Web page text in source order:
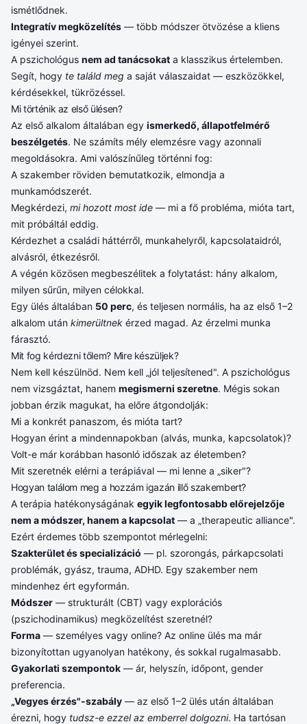
ismétlődnek.
Integratív megközelítés — több módszer ötvözése a kliens
igényei szerint.
A pszichológus nem ad tanácsokat a klasszikus értelemben.
Segít, hogy te találd meg a saját válaszaidat — eszközökkel,
kérdésekkel, tükrözéssel.
Mi történik az első ülésen?
Az első alkalom általában egy ismerkedő, állapotfelmérő
beszélgetés. Ne számíts mély elemzésre vagy azonnali
megoldásokra. Ami valószínűleg történni fog:
A szakember röviden bemutatkozik, elmondja a
munkamódszerét.
Megkérdezi, mi hozott most ide — mi a fő probléma, mióta tart,
mit próbáltál eddig.
Kérdezhet a családi háttérről, munkahelyről, kapcsolataidról,
alvásról, étkezésről.
A végén közösen megbeszélitek a folytatást: hány alkalom,
milyen sűrűn, milyen célokkal.
Egy ülés általában 50 perc, és teljesen normális, ha az első 1–2
alkalom után kimerültnek érzed magad. Az érzelmi munka
fárasztó.
Mit fog kérdezni tőlem? Mire készüljek?
Nem kell készülnöd. Nem kell „jól teljesítened". A pszichológus
nem vizsgáztat, hanem megismerni szeretne. Mégis sokan
jobban érzik magukat, ha előre átgondolják:
Mi a konkrét panaszom, és mióta tart?
Hogyan érint a mindennapokban (alvás, munka, kapcsolatok)?
Volt-e már korábban hasonló időszak az életemben?
Mit szeretnék elérni a terápiával — mi lenne a „siker"?
Hogyan találom meg a hozzám igazán illő szakembert?
A terápia hatékonyságának egyik legfontosabb előrejelzője
nem a módszer, hanem a kapcsolat — a „therapeutic alliance".
Ezért érdemes több szempontot mérlegelni:
Szakterület és specializáció — pl. szorongás, párkapcsolati
problémák, gyász, trauma, ADHD. Egy szakember nem
mindenhez ért egyformán.
Módszer — strukturált (CBT) vagy explorációs
(pszichodinamikus) megközelítést szeretnél?
Forma — személyes vagy online? Az online ülés ma már
bizonyítottan ugyanolyan hatékony, és sokkal rugalmasabb.
Gyakorlati szempontok — ár, helyszín, időpont, gender
preferencia.
„Vegyes érzés"-szabály — az első 1–2 ülés után általában
érezni, hogy tudsz-e ezzel az emberrel dolgozni. Ha tartósan